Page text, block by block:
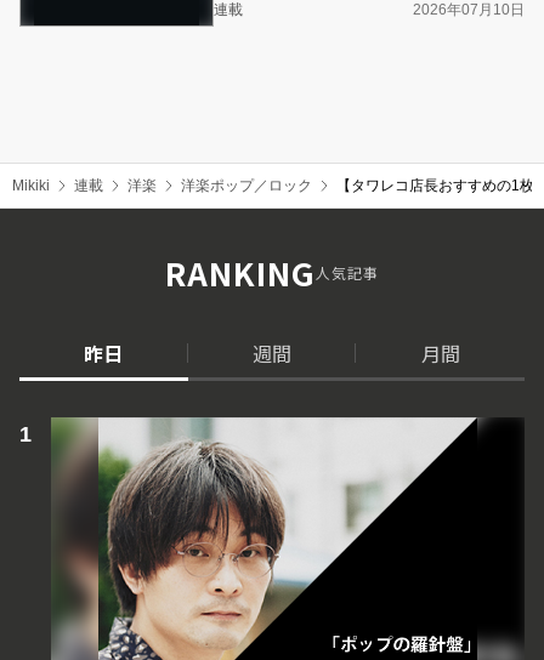
連載 2026年07月10日
Mikiki 連載 洋楽 洋楽ポップ／ロック 【タワレコ店長おすすめの1
RANKING人気記事
昨日 週間 月間